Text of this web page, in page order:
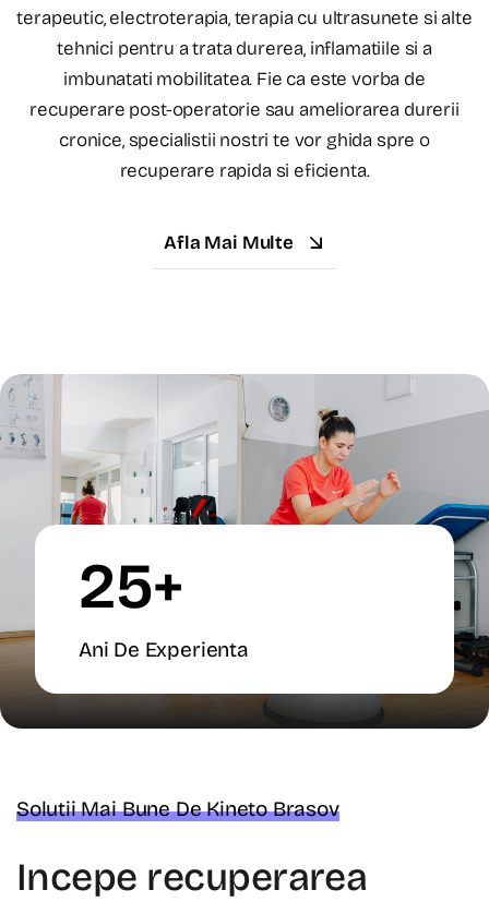
terapeutic, electroterapia, terapia cu ultrasunete si alte
tehnici pentru a trata durerea, inflamatiile si a
imbunatati mobilitatea. Fie ca este vorba de
recuperare post-operatorie sau ameliorarea durerii
cronice, specialistii nostri te vor ghida spre o
recuperare rapida si eficienta.
Afla Mai Multe
25+
Ani De Experienta
Solutii Mai Bune De Kineto Brasov
Incepe recuperarea